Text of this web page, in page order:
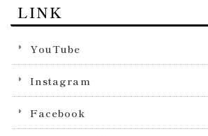
LINK
YouTube
Instagram
Facebook